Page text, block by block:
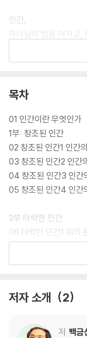
인간,
하나님의 법을 어기고
죽음의 형벌을 받게 되
참으로 비참한 존재입
인간,
성부 하나님의 구원 계
원 적용으로
영광스럽게 구원되는
2014년 11월 신촌 예
목차
01 인간이란 무엇인가
1부: 창조된 인간
02 창조된 인간1 인간
03 창조된 인간2 인간
04 창조된 인간3 인간
05 창조된 인간4 인간
2부 타락한 인간
06 타락한 인간1 죄의
07 타락한 인간2 죄의
08 타락한 인간3 죄의
10 타락한 인간5 죄의
3부 구원받은 인간
저자 소개 2
저 백금